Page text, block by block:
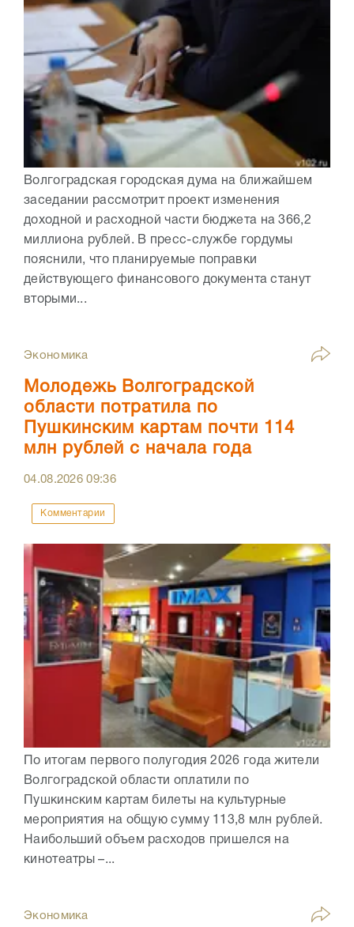
Волгоградская городская дума на ближайшем
заседании рассмотрит проект изменения
доходной и расходной части бюджета на 366,2
миллиона рублей. В пресс-службе гордумы
пояснили, что планируемые поправки
действующего финансового документа станут
вторыми...
Экономика
Молодежь Волгоградской
области потратила по
Пушкинским картам почти 114
млн рублей с начала года
04.08.202609:36
Комментарии
По итогам первого полугодия 2026 года жители
Волгоградской области оплатили по
Пушкинским картам билеты на культурные
мероприятия на общую сумму 113,8 млн рублей.
Наибольший объем расходов пришелся на
кинотеатры –...
Экономика